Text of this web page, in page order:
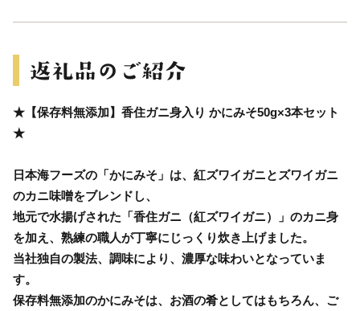
★【保存料無添加】香住ガニ身入り かにみそ50g×3本セット
★
日本海フーズの「かにみそ」は、紅ズワイガニとズワイガニ
のカニ味噌をブレンドし、
地元で水揚げされた「香住ガニ（紅ズワイガニ）」のカニ身
を加え、熟練の職人が丁寧にじっくり炊き上げました。
当社独自の製法、調味により、濃厚な味わいとなっていま
す。
保存料無添加のかにみそは、お酒の肴としてはもちろん、ご